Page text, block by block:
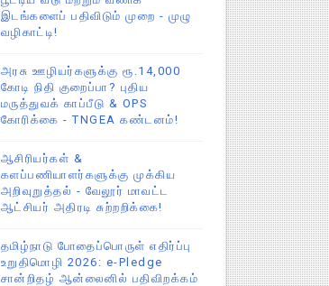
இடங்களைப் பதிவிடும் முறை - முழு
வழிகாட்டி!
அரசு ஊழியர்களுக்கு ரூ.14,000
கோடி நிதி குறைப்பா? புதிய
மருத்துவக் காப்பீடு & OPS
கோரிக்கை - TNGEA கண்டனம்!
ஆசிரியர்கள் &
களப்பணியாளர்களுக்கு முக்கிய
அறிவுறுத்தல் - வேலூர் மாவட்ட
ஆட்சியர் அதிரடி சுற்றறிக்கை!
தமிழ்நாடு போதைப்பொருள் எதிர்ப்பு
உறுதிமொழி 2026: e-Pledge
சான்றிதழ் ஆன்லைனில் பதிவிறக்கம்